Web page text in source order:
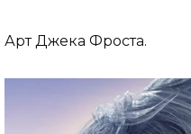
Арт Джека Фроста.